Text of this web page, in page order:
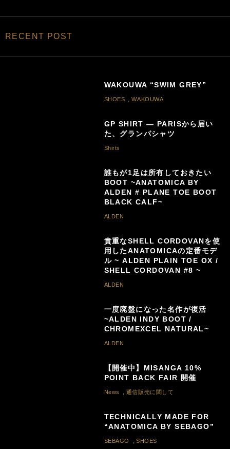
RECENT POST
WAKOUWA “SWIM GREY”
SHOES ,WAKOUWA
GP SHIRT — PARISから届い
た、グランパシャツ
Shirts
誰もが1足は所有しておきたい
BOOT ~ANATOMICA BY
ALDEN # PLANE TOE BOOT
BLACK CALF~
ALDEN
貴重なSHELL CORDOVANを使
用したANATOMICAの定番モデ
ル ~ ALDEN PLAIN TOE OX /
SHELL CORDOVAN #8 ~
ALDEN
一度廃盤になった名作が復活
~ALDEN INDY BOOT /
CHROMEXCEL NATURAL~
ALDEN
【開催中】MISANGA 10%
POINT BACK FAIR 開催
News 通信販売に関して
TECHNICALLY MADE FOR
“ANATOMICA BY SEBAGO”
SEBAGO ,SHOES